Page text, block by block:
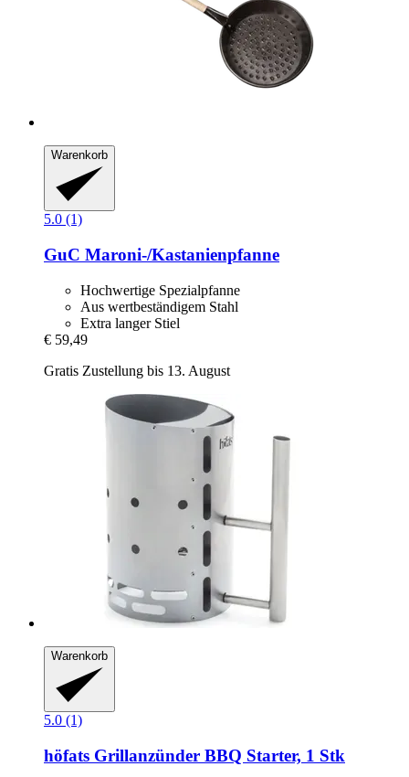
Warenkorb
5.0 (1)
GuC Maroni-​/Kastanienpfanne
Hochwertige Spezialpfanne
Aus wertbeständigem Stahl
Extra langer Stiel
€ 59,49
Gratis Zustellung bis 13. August
Warenkorb
5.0 (1)
höfats Grillanzünder BBQ Starter, 1 Stk